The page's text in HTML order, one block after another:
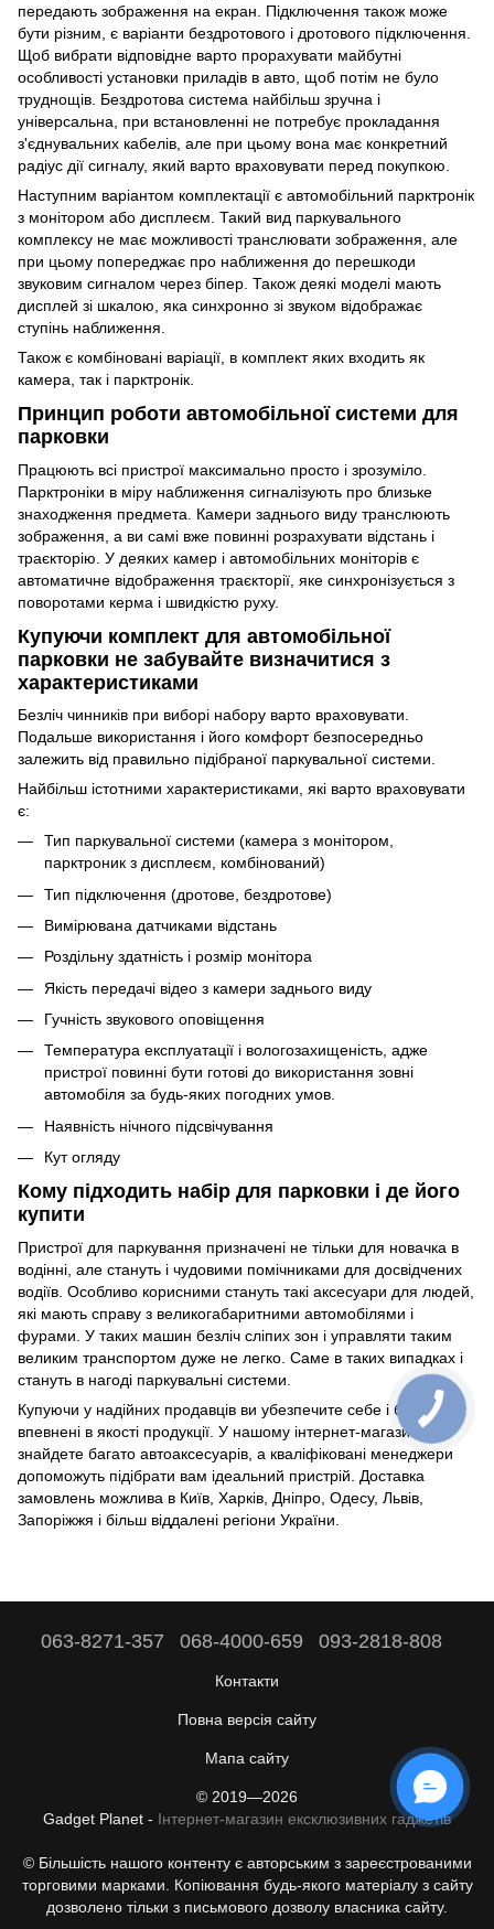
передають зображення на екран. Підключення також може
бути різним, є варіанти бездротового і дротового підключення.
Щоб вибрати відповідне варто прорахувати майбутні
особливості установки приладів в авто, щоб потім не було
труднощів. Бездротова система найбільш зручна і
універсальна, при встановленні не потребує прокладання
з'єднувальних кабелів, але при цьому вона має конкретний
радіус дії сигналу, який варто враховувати перед покупкою.
Наступним варіантом комплектації є автомобільний парктронік
з монітором або дисплеєм. Такий вид паркувального
комплексу не має можливості транслювати зображення, але
при цьому попереджає про наближення до перешкоди
звуковим сигналом через біпер. Також деякі моделі мають
дисплей зі шкалою, яка синхронно зі звуком відображає
ступінь наближення.
Також є комбіновані варіації, в комплект яких входить як
камера, так і парктронік.
Принцип роботи автомобільної системи для
парковки
Працюють всі пристрої максимально просто і зрозуміло.
Парктроніки в міру наближення сигналізують про близьке
знаходження предмета. Камери заднього виду транслюють
зображення, а ви самі вже повинні розрахувати відстань і
траєкторію. У деяких камер і автомобільних моніторів є
автоматичне відображення траєкторії, яке синхронізується з
поворотами керма і швидкістю руху.
Купуючи комплект для автомобільної
парковки не забувайте визначитися з
характеристиками
Безліч чинників при виборі набору варто враховувати.
Подальше використання і його комфорт безпосередньо
залежить від правильно підібраної паркувальної системи.
Найбільш істотними характеристиками, які варто враховувати
є:
Тип паркувальної системи (камера з монітором,
парктроник з дисплеєм, комбінований)
Тип підключення (дротове, бездротове)
Вимірювана датчиками відстань
Роздільну здатність і розмір монітора
Якість передачі відео з камери заднього виду
Гучність звукового оповіщення
Температура експлуатації і вологозахищеність, адже
пристрої повинні бути готові до використання зовні
автомобіля за будь-яких погодних умов.
Наявність нічного підсвічування
Кут огляду
Кому підходить набір для парковки і де його
купити
Пристрої для паркування призначені не тільки для новачка в
водінні, але стануть і чудовими помічниками для досвідчених
водіїв. Особливо корисними стануть такі аксесуари для людей,
які мають справу з великогабаритними автомобілями і
фурами. У таких машин безліч сліпих зон і управляти таким
великим транспортом дуже не легко. Саме в таких випадках і
стануть в нагоді паркувальні системи.
Купуючи у надійних продавців ви убезпечите себе і будете
впевнені в якості продукції. У нашому інтернет-магазині ви
знайдете багато автоаксесуарів, а кваліфіковані менеджери
допоможуть підібрати вам ідеальний пристрій. Доставка
замовлень можлива в Київ, Харків, Дніпро, Одесу, Львів,
Запоріжжя і більш віддалені регіони України.
063-8271-357 068-4000-659 093-2818-808
Контакти
Повна версія сайту
Мапа сайту
© 2019—2026
Gadget Planet - Інтернет-магазин ексклюзивних гаджетів
© Більшість нашого контенту є авторським з зареєстрованими
торговими марками. Копіювання будь-якого матеріалу з сайту
дозволено тільки з письмового дозволу власника сайту.